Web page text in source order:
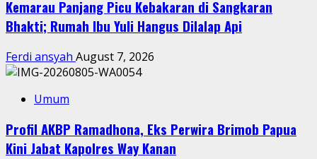
Kemarau Panjang Picu Kebakaran di Sangkaran
Bhakti; Rumah Ibu Yuli Hangus Dilalap Api
Ferdi ansyah August 7, 2026
Umum
Profil AKBP Ramadhona, Eks Perwira Brimob Papua
Kini Jabat Kapolres Way Kanan